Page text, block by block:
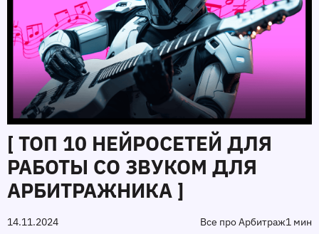
[ ТОП 10 НЕЙРОСЕТЕЙ ДЛЯ
РАБОТЫ СО ЗВУКОМ ДЛЯ
АРБИТРАЖНИКА ]
14.11.2024 Все про Арбитраж1 мин